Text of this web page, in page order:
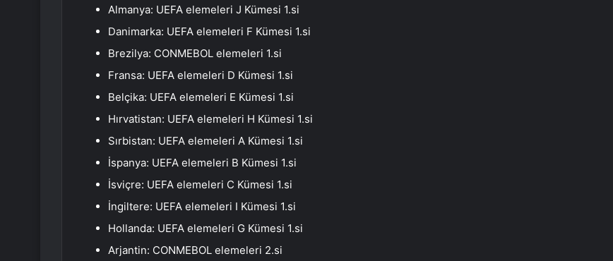
Almanya: UEFA elemeleri J Kümesi 1.si
Danimarka: UEFA elemeleri F Kümesi 1.si
Brezilya: CONMEBOL elemeleri 1.si
Fransa: UEFA elemeleri D Kümesi 1.si
Belçika: UEFA elemeleri E Kümesi 1.si
Hırvatistan: UEFA elemeleri H Kümesi 1.si
Sırbistan: UEFA elemeleri A Kümesi 1.si
İspanya: UEFA elemeleri B Kümesi 1.si
İsviçre: UEFA elemeleri C Kümesi 1.si
İngiltere: UEFA elemeleri I Kümesi 1.si
Hollanda: UEFA elemeleri G Kümesi 1.si
Arjantin: CONMEBOL elemeleri 2.si